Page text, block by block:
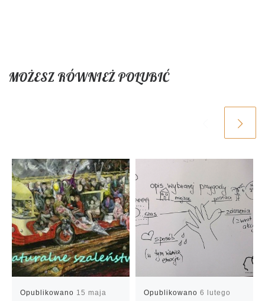
MOŻESZ RÓWNIEŻ POLUBIĆ
Opublikowano 15 maja
Opublikowano6 lutego